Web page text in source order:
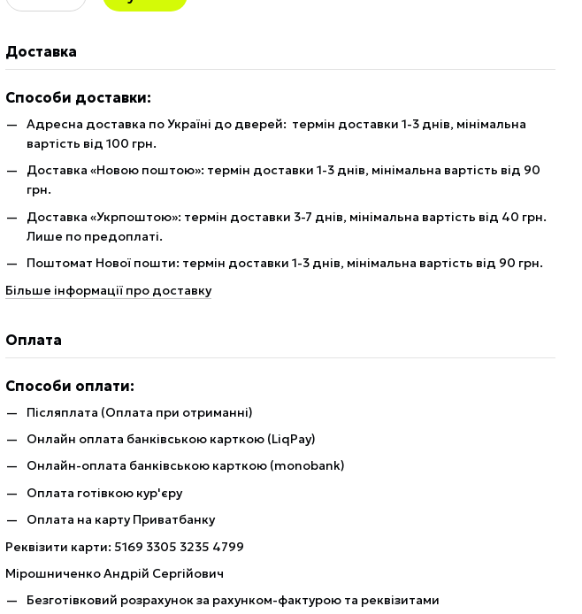
Доставка
Способи доставки:
Адресна доставка по Україні до дверей: термін доставки 1-3 днів, мінімальна
вартість від 100 грн.
Доставка «Новою поштою»: термін доставки 1-3 днів, мінімальна вартість від 90
грн.
Доставка «Укрпоштою»: термін доставки 3-7 днів, мінімальна вартість від 40 грн.
Лише по предоплаті.
Поштомат Нової пошти: термін доставки 1-3 днів, мінімальна вартість від 90 грн.
Більше інформації про доставку
Оплата
Способи оплати:
Післяплата (Оплата при отриманні)
Онлайн оплата банківською карткою (LiqPay)
Онлайн-оплата банківською карткою (monobank)
Оплата готівкою кур'єру
Оплата на карту Приватбанку
Реквізити карти: 5169 3305 3235 4799
Мірошниченко Андрій Сергійович
Безготівковий розрахунок за рахунком-фактурою та реквізитами